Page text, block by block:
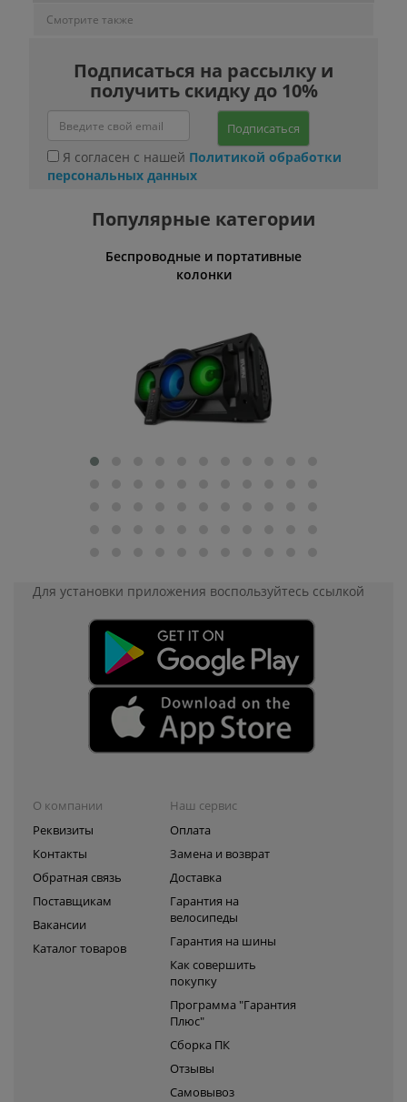
Смотрите также
Подписаться на рассылку и
получить скидку до 10%
Подписаться
Я согласен с нашей Политикой обработки
персональных данных
Популярные категории
Беспроводные и портативные
колонки
Для установки приложения воспользуйтесь ссылкой
О компании
Реквизиты
Контакты
Обратная связь
Поставщикам
Вакансии
Каталог товаров
Наш сервис
Оплата
Замена и возврат
Доставка
Гарантия на
велосипеды
Гарантия на шины
Как совершить
покупку
Программа "Гарантия
Плюс"
Сборка ПК
Отзывы
Самовывоз